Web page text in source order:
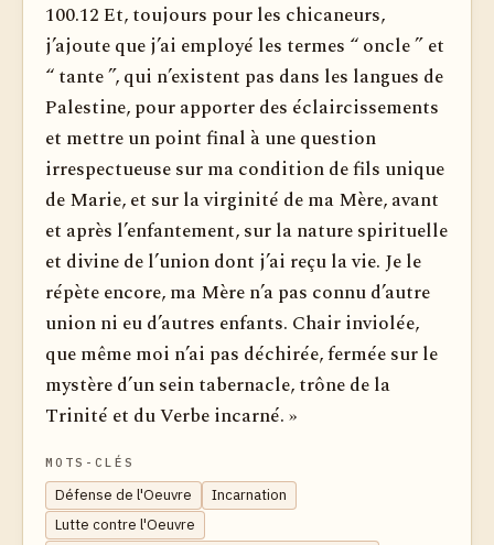
100.12 Et, toujours pour les chicaneurs,
j’ajoute que j’ai employé les termes “ oncle ” et
“ tante ”, qui n’existent pas dans les langues de
Palestine, pour apporter des éclaircissements
et mettre un point final à une question
irrespectueuse sur ma condition de fils unique
de Marie, et sur la virginité de ma Mère, avant
et après l’enfantement, sur la nature spirituelle
et divine de l’union dont j’ai reçu la vie. Je le
répète encore, ma Mère n’a pas connu d’autre
union ni eu d’autres enfants. Chair inviolée,
que même moi n’ai pas déchirée, fermée sur le
mystère d’un sein tabernacle, trône de la
Trinité et du Verbe incarné. »
MOTS-CLÉS
Défense de l'Oeuvre
Incarnation
Lutte contre l'Oeuvre